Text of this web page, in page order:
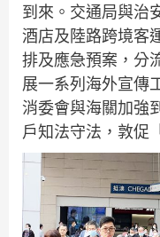
到來。交通局與治
酒店及陸路跨境客
排及應急預案，分
展一系列海外宣傳
消委會與海關加強
戶知法守法，敦促